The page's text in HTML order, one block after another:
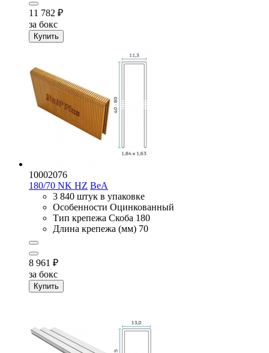
11 782 ₽
за бокс
Купить
10002076
180/70 NK HZ BeA
3 840 штук в упаковке
Особенности Оцинкованный
Тип крепежа Скоба 180
Длина крепежа (мм) 70
8 961 ₽
за бокс
Купить